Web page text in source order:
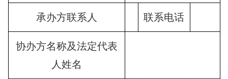
承办方联系人 联系电话
协办方名称及法定代表
人姓名